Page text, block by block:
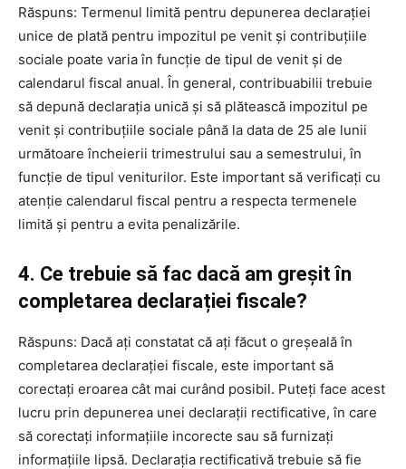
Răspuns: Termenul limită pentru depunerea declarației
unice de plată pentru impozitul pe venit și contribuțiile
sociale poate varia în funcție de tipul de venit și de
calendarul fiscal anual. În general, contribuabilii trebuie
să depună declarația unică și să plătească impozitul pe
venit și contribuțiile sociale până la data de 25 ale lunii
următoare încheierii trimestrului sau a semestrului, în
funcție de tipul veniturilor. Este important să verificați cu
atenție calendarul fiscal pentru a respecta termenele
limită și pentru a evita penalizările.
4. Ce trebuie să fac dacă am greșit în
completarea declarației fiscale?
Răspuns: Dacă ați constatat că ați făcut o greșeală în
completarea declarației fiscale, este important să
corectați eroarea cât mai curând posibil. Puteți face acest
lucru prin depunerea unei declarații rectificative, în care
să corectați informațiile incorecte sau să furnizați
informațiile lipsă. Declarația rectificativă trebuie să fie